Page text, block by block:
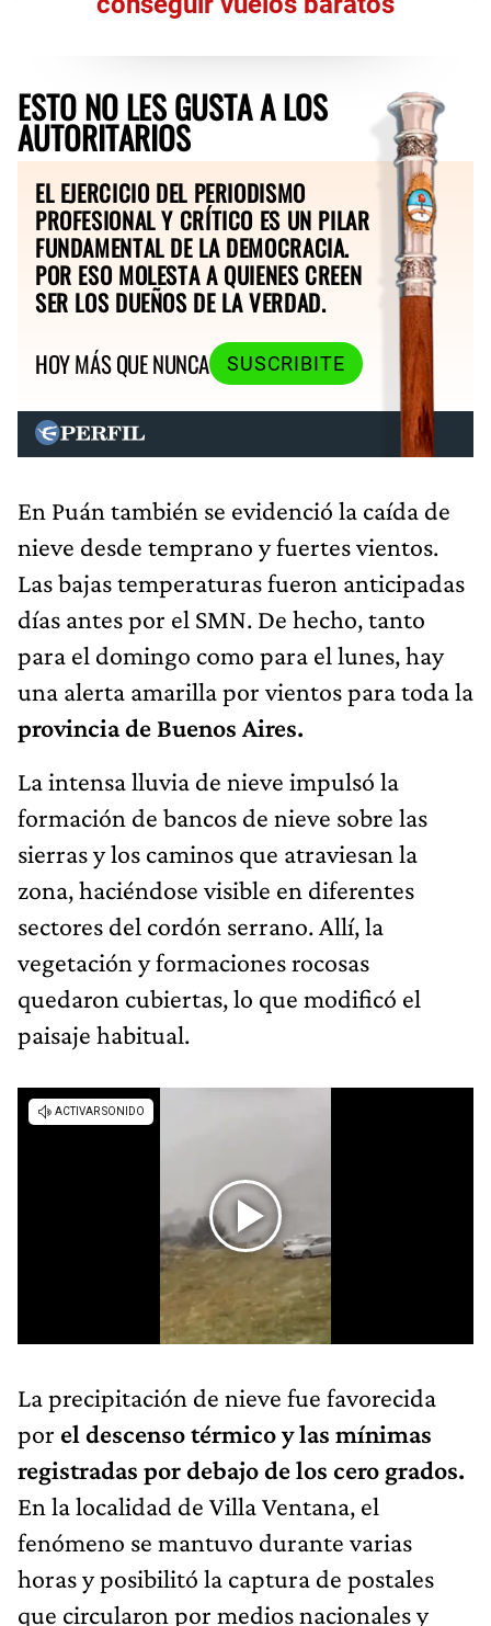
ESTO NO LES GUSTA A LOS
AUTORITARIOS
EL EJERCICIO DEL PERIODISMO
PROFESIONAL Y CRÍTICO ES UN PILAR
FUNDAMENTAL DE LA DEMOCRACIA.
POR ESO MOLESTA A QUIENES CREEN
SER LOS DUEÑOS DE LA VERDAD.
HOY MÁS QUE NUNCA
SUSCRIBITE
En Puán también se evidenció la caída de
nieve desde temprano y fuertes vientos.
Las bajas temperaturas fueron anticipadas
días antes por el SMN. De hecho, tanto
para el domingo como para el lunes, hay
una alerta amarilla por vientos para toda la
provincia de Buenos Aires.
La intensa lluvia de nieve impulsó la
formación de bancos de nieve sobre las
sierras y los caminos que atraviesan la
zona, haciéndose visible en diferentes
sectores del cordón serrano. Allí, la
vegetación y formaciones rocosas
quedaron cubiertas, lo que modificó el
paisaje habitual.
La precipitación de nieve fue favorecida
por el descenso térmico y las mínimas
registradas por debajo de los cero grados.
En la localidad de Villa Ventana, el
fenómeno se mantuvo durante varias
horas y posibilitó la captura de postales
que circularon por medios nacionales y